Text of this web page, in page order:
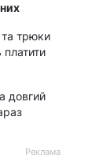
та трюки
довгий
Реклама